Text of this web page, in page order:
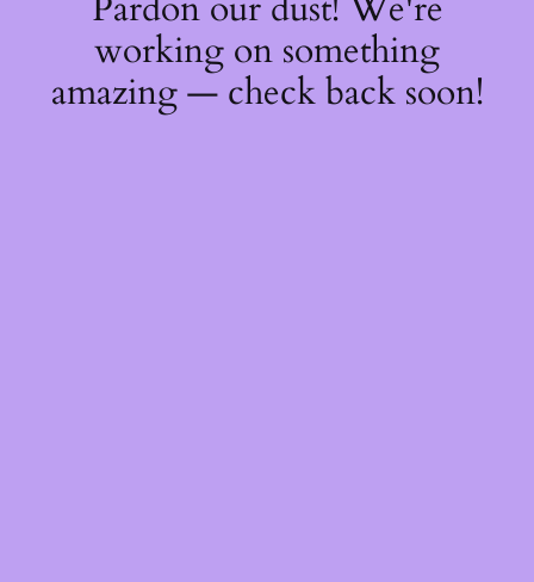
working on something
amazing — check back soon!